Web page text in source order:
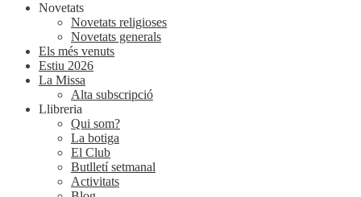
Novetats
Novetats religioses
Novetats generals
Els més venuts
Estiu 2026
La Missa
Alta subscripció
Llibreria
Qui som?
La botiga
El Club
Butlletí setmanal
Activitats